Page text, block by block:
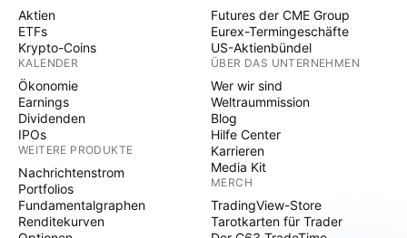
Aktien
ETFs
Krypto-Coins
KALENDER
Ökonomie
Earnings
Dividenden
IPOs
WEITERE PRODUKTE
Nachrichtenstrom
Portfolios
Fundamentalgraphen
Renditekurven
Futures der CME Group
Eurex-Termingeschäfte
US-Aktienbündel
ÜBER DAS UNTERNEHMEN
Wer wir sind
Weltraummission
Blog
Hilfe Center
Karrieren
Media Kit
MERCH
TradingView-Store
Tarotkarten für Trader